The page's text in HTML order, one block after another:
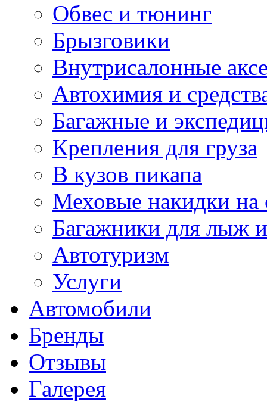
Обвес и тюнинг
Брызговики
Внутрисалонные
Автохимия и
Багажные и
Крепления для груза
В кузов пикапа
Меховые накидки на
Багажники для лыж
Автотуризм
Услуги
Автомобили
Бренды
Отзывы
Галерея